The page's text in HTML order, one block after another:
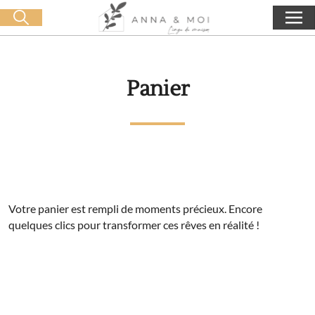
Livraison offerte dès 60€ d'achat 0,00€
Panier
Votre panier est rempli de moments précieux. Encore
quelques clics pour transformer ces rêves en réalité !